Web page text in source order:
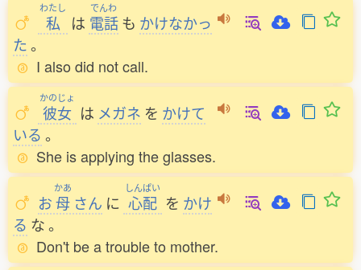
わたし
私 は
でんわ
電話 も かけなかっ
た。
I also did not call.
かのじょ
彼女 は メガネ を かけて
いる 。
She is applying the glasses.
お
かあ
母 さん に
しんぱい
心配 を かけ
る な。
Don't be a trouble to mother.